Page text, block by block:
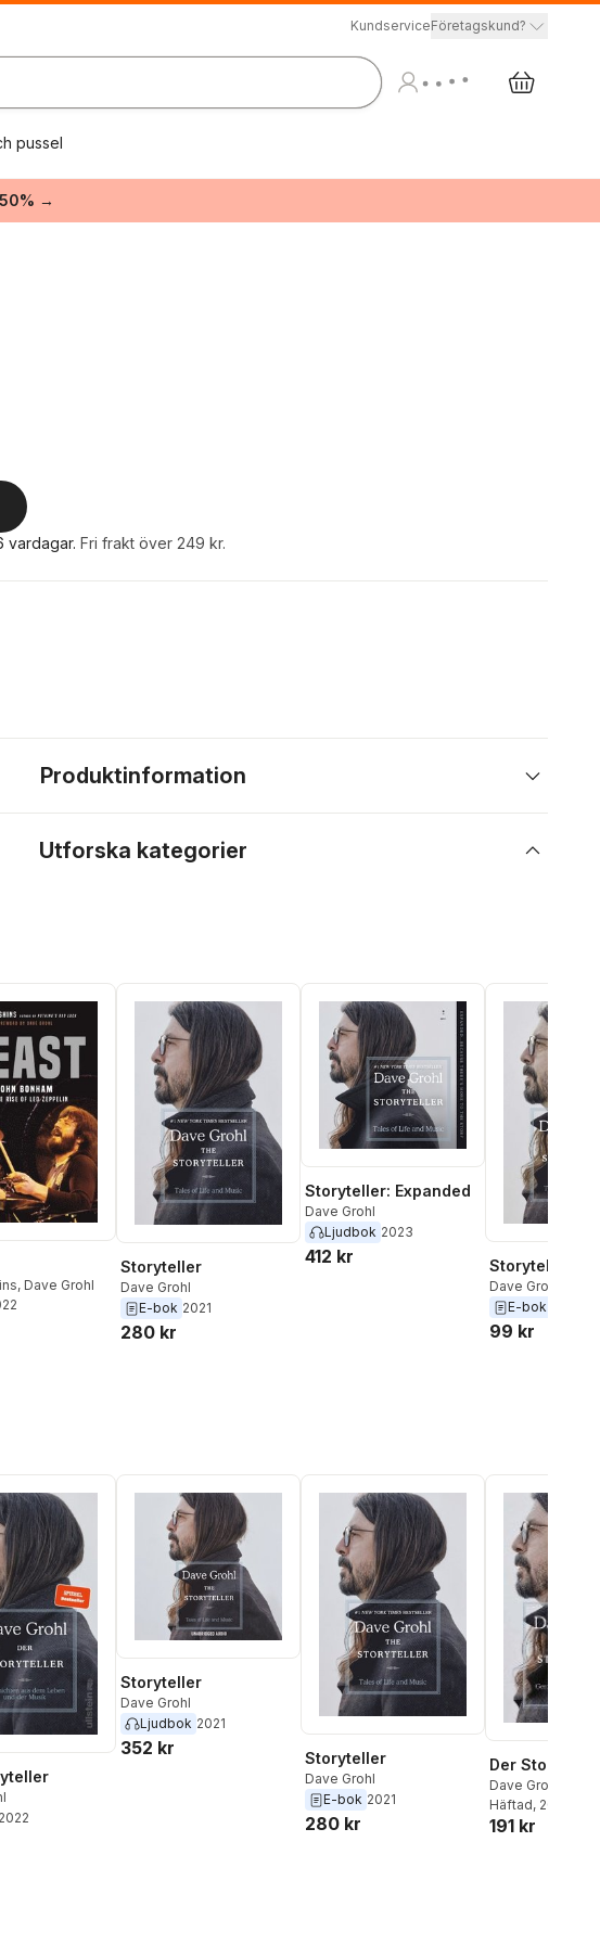
KundserviceFöretagskund?
pussel
→
vardagar. Fri frakt över 249 kr.
Produktinformation
Utforska kategorier
, Dave Grohl
Storyteller
Dave Grohl
E-bok 2021
280 kr
Storyteller: Expanded
Dave Grohl
Ljudbok 2023
412 kr Storyteller
Dave Grohl
E-bok
99 kr
2022
Storyteller
Dave Grohl
Ljudbok 2021
352 kr Storyteller
Dave Grohl
E-bok 2021
280 kr
Der
Dave Grohl
Häftad, 2023
191 kr